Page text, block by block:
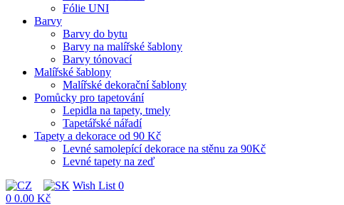
Fólie UNI
Barvy
Barvy do bytu
Barvy na malířské šablony
Barvy tónovací
Malířské šablony
Malířské dekorační šablony
Pomůcky pro tapetování
Lepidla na tapety, tmely
Tapetářské nářadí
Tapety a dekorace od 90 Kč
Levné samolepící dekorace na stěnu za 90Kč
Levné tapety na zeď
Wish List 0
0 0.00 Kč